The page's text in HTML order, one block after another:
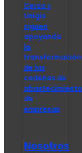
Cerca y
Unigis
siguen
apoyando
la
transformación
de las
cadenas de
abastecimiento
de
empresas
Nosotros